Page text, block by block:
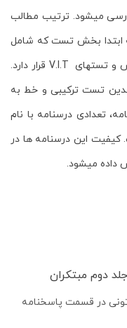
می­شود. ترتیب مطالب
ابتدا بخش تست که شامل
تست­های تالیفی، سراسری، آزمون­های سنجش و تست­های V.I.T قرار دارد.
تست ترکیبی و خط به
تعدادی درسنامه با نام
این درسنامه­ ها در
داده می­شود.
دوم مبتکران
در قسمت پاسخنامه